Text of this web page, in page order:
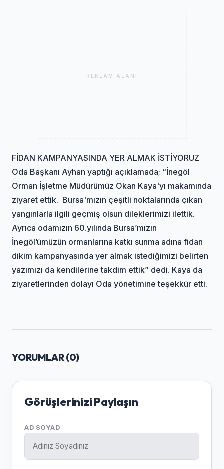
REKLAM ALANI
FİDAN KAMPANYASINDA YER ALMAK İSTİYORUZ
Oda Başkanı Ayhan yaptığı açıklamada; “İnegöl
Orman İşletme Müdürümüz Okan Kaya'yı makamında
ziyaret ettik. Bursa'mızın çeşitli noktalarında çıkan
yangınlarla ilgili geçmiş olsun dileklerimizi ilettik.
Ayrıca odamızın 60.yılında Bursa’mızın
İnegöl’ümüzün ormanlarına katkı sunma adına fidan
dikim kampanyasında yer almak istediğimizi belirten
yazımızı da kendilerine takdim ettik” dedi. Kaya da
ziyaretlerinden dolayı Oda yönetimine teşekkür etti.
YORUMLAR (0)
Görüşlerinizi Paylaşın
AD SOYAD